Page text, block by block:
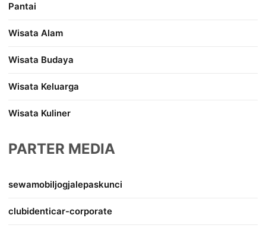
Pantai
Wisata Alam
Wisata Budaya
Wisata Keluarga
Wisata Kuliner
PARTER MEDIA
sewamobiljogjalepaskunci
clubidenticar-corporate